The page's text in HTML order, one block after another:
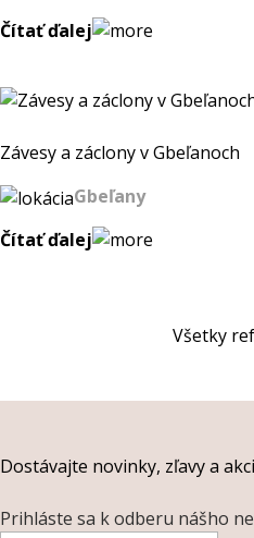
Čítať ďalej
Závesy a záclony v Gbeľanoch
Gbeľany
Čítať ďalej
Všetky
Dostávajte novinky, zľavy a
Prihláste sa k odberu nášho